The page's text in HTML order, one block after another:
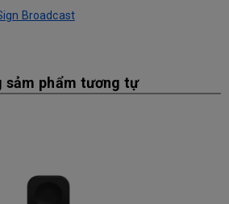
Broadcast
sảm phẩm tương tự